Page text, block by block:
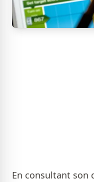
En consultant son